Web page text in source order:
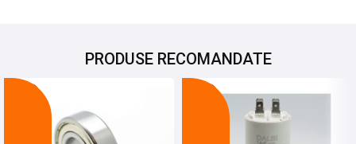
PRODUSE RECOMANDATE